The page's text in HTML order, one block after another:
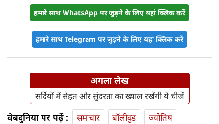
हमारे साथ WhatsApp पर जुड़ने के लिए यहां क्लिक करें
हमारे साथ Telegram पर जुड़ने के लिए यहां क्लिक करें
अगला लेख
सर्दियों में सेहत और सुंदरता का ख्याल रखेंगी ये चीजें
वेबदुनिया पर पढ़ें : समाचार बॉलीवुड
ज्योतिष